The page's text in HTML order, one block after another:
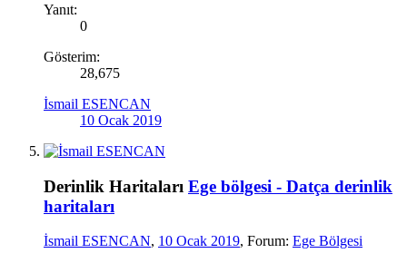
Yanıt:
0
Gösterim:
28,675
İsmail ESENCAN
10 Ocak 2019
Derinlik Haritaları Ege bölgesi - Datça derinlik
haritaları
İsmail ESENCAN, 10 Ocak 2019, Forum: Ege Bölgesi